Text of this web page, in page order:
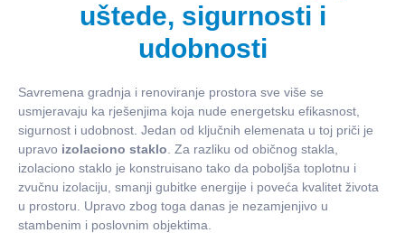
uštede, sigurnosti i
udobnosti
Savremena gradnja i renoviranje prostora sve više se
usmjeravaju ka rješenjima koja nude energetsku efikasnost,
sigurnost i udobnost. Jedan od ključnih elemenata u toj priči je
upravo izolaciono staklo . Za razliku od običnog stakla,
izolaciono staklo je konstruisano tako da poboljša toplotnu i
zvučnu izolaciju, smanji gubitke energije i poveća kvalitet života
u prostoru. Upravo zbog toga danas je nezamjenjivo u
stambenim i poslovnim objektima.